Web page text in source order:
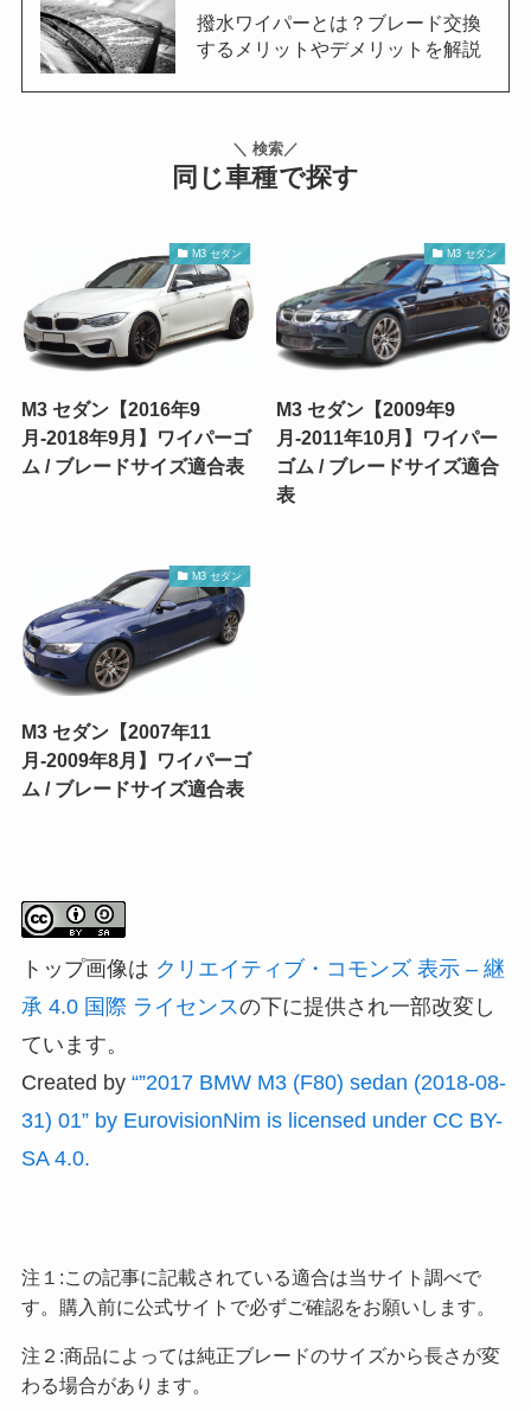
撥水ワイパーとは？ブレード交換
するメリットやデメリットを解説
＼ 検索／
同じ車種で探す
M3 セダン
M3 セダン【2016年9
月-2018年9月】ワイパーゴ
ム / ブレードサイズ適合表
M3 セダン
M3 セダン【2009年9
月-2011年10月】ワイパー
ゴム / ブレードサイズ適合
表
M3 セダン
M3 セダン【2007年11
月-2009年8月】ワイパーゴ
ム / ブレードサイズ適合表
トップ画像は クリエイティブ・コモンズ 表示 – 継
承 4.0 国際 ライセンスの下に提供され一部改変し
ています。
Created by “”2017 BMW M3 (F80) sedan (2018-08-
31) 01” by EurovisionNim is licensed under CC BY-
SA 4.0.
注１:この記事に記載されている適合は当サイト調べで
す。購入前に公式サイトで必ずご確認をお願いします。
注２:商品によっては純正ブレードのサイズから長さが変
わる場合があります。